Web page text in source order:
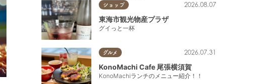
ショップ 2026.08.07
東海市観光物産プラザ
グイっと一杯
グルメ 2026.07.31
KonoMachi Cafe 尾張横須賀
KonoMachiランチのメニュー紹介！！